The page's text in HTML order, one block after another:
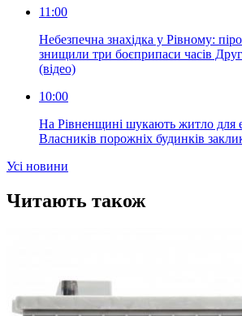
11:00
Небезпечна знахідка у Рівному:
знищили три боєприпаси часів
(відео)
10:00
На Рівненщині шукають житло для
Власників порожніх будинків
Усi новини
Читають також